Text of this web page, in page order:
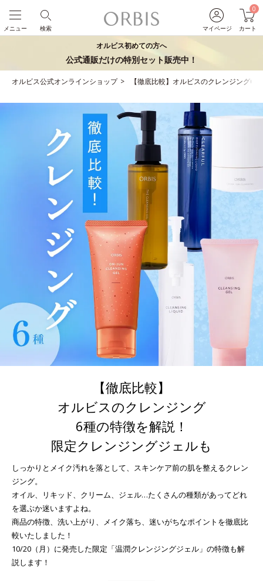
マイページ
0
カート
検索
メニュー
オルビス初めての方へ
公式通販だけの特別セット販売中！
オルビス公式オンラインショップ 【徹底比較】オルビスのクレンジング6
【徹底比較】
オルビスのクレンジング
6種の特徴を解説！
限定クレンジングジェルも
しっかりとメイク汚れを落として、スキンケア前の肌を整えるクレン
ジング。
オイル、リキッド、クリーム、ジェル…たくさんの種類があってどれ
を選ぶか迷いますよね。
商品の特徴、洗い上がり、メイク落ち、迷いがちなポイントを徹底比
較いたしました！
10/20（月）に発売した限定「温潤クレンジングジェル」の特徴も解
説します！